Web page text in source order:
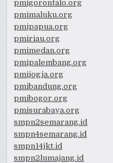
pmigorontalo.org
pmimaluku.org
pmipapua.org
pmiriau.org
pmimedan.org
pmipalembang.org
pmijogja.org
pmibandung.org
pmibogor.org
pmisurabaya.org
smpn2semarang.id
smpn4semarang.id
smpn14jkt.id
smpn2lumajang.id